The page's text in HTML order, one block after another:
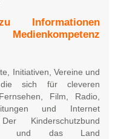
Informationen
Initiativen, Vereine und
die sich für cleveren
Film, Radio,
und Internet
Kinderschutzbund
und das Land